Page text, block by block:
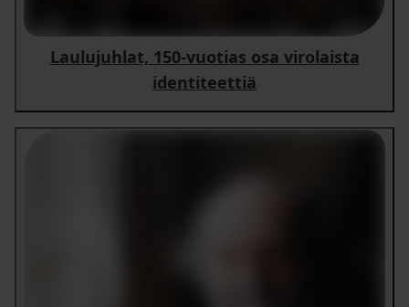
Laulujuhlat, 150-vuotias osa virolaista
identiteettiä